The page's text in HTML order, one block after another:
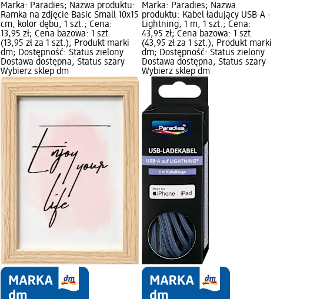
Marka: Paradies; Nazwa produktu:
Ramka na zdjęcie Basic Small 10x15
cm, kolor dębu, 1 szt.; Cena:
13,95 zł; Cena bazowa: 1 szt.
(13,95 zł za 1 szt.); Produkt marki
dm; Dostępność: Status zielony
Dostawa dostępna, Status szary
Wybierz sklep dm
Marka: Paradies; Nazwa
produktu: Kabel ładujący USB-A -
Lightning, 1 m, 1 szt.; Cena:
43,95 zł; Cena bazowa: 1 szt.
(43,95 zł za 1 szt.); Produkt marki
dm; Dostępność: Status zielony
Dostawa dostępna, Status szary
Wybierz sklep dm